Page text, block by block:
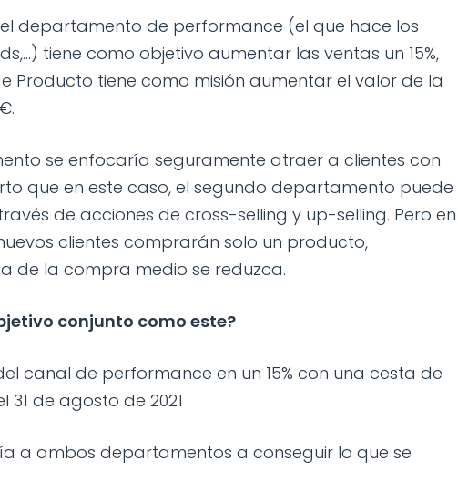
departamento de performance (el que hace los
tiene como objetivo aumentar las ventas un 15%,
Producto tiene como misión aumentar el valor de la
se enfocaría seguramente atraer a clientes con
que en este caso, el segundo departamento puede
de acciones de cross-selling y up-selling. Pero en
clientes comprarán solo un producto,
de la compra medio se reduzca.
conjunto como este?
canal de performance en un 15% con una cesta de
de agosto de 2021
a ambos departamentos a conseguir lo que se